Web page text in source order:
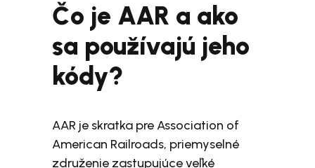
Čo je AAR a ako
sa používajú jeho
kódy?
AAR je skratka pre Association of
American Railroads, priemyselné
združenie zastupujúce veľké